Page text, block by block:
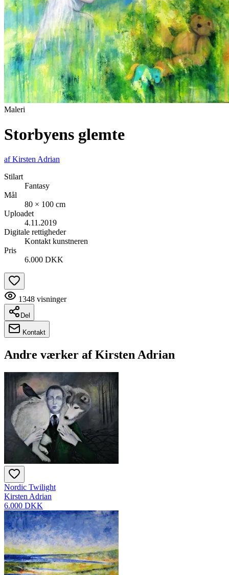
Maleri
Storbyens glemte
afKirsten Adrian
Stilart
Fantasy
Mål
80 × 100 cm
Uploadet
4.11.2019
Digitale rettigheder
Kontakt kunstneren
Pris
6.000 DKK
1348 visninger
Del
Kontakt
Andre værker afKirsten Adrian
Nordic Twilight
Kirsten Adrian
6.000 DKK